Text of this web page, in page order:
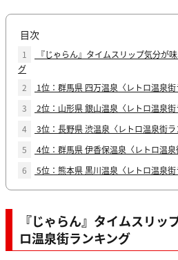
目次
1
『じゃらん』タイムスリップ気分が
グ
2
1位：群馬県 四万温泉〈レトロ温泉街
3
2位：山形県 銀山温泉〈レトロ温泉街
4
3位：長野県 渋温泉〈レトロ温泉街ラ
5
4位：群馬県 伊香保温泉〈レトロ温泉
6
5位：熊本県 黒川温泉〈レトロ温泉街
『じゃらん』タイムスリッ
ロ温泉街ランキング